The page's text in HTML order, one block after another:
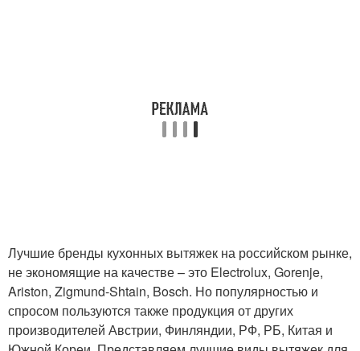
Лучшие бренды кухонных вытяжек на российском рынке,
не экономящие на качестве – это Electrolux, Gorenje,
Ariston, Zigmund-Shtain, Bosch. Но популярностью и
спросом пользуются также продукция от других
производителей Австрии, Финляндии, РФ, РБ, Китая и